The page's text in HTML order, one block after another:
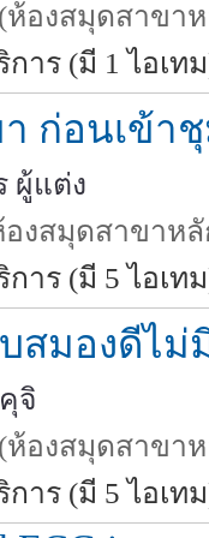
ห้องสมุดสาขา
าร (มี 1 ไอเท
า ก่อนเข้า
ผู้แต่ง
องสมุดสาขาห
าร (มี 5 ไอเท
สมองดีไม่
จิ
ห้องสมุดสาขา
าร (มี 5 ไอเท